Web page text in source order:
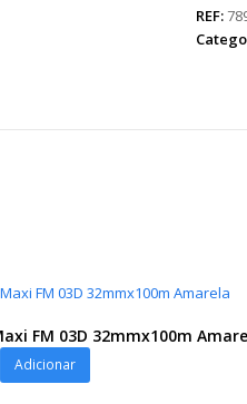
Look
Pippo
REF:
FM 03D 32mmx100m
Adicionar